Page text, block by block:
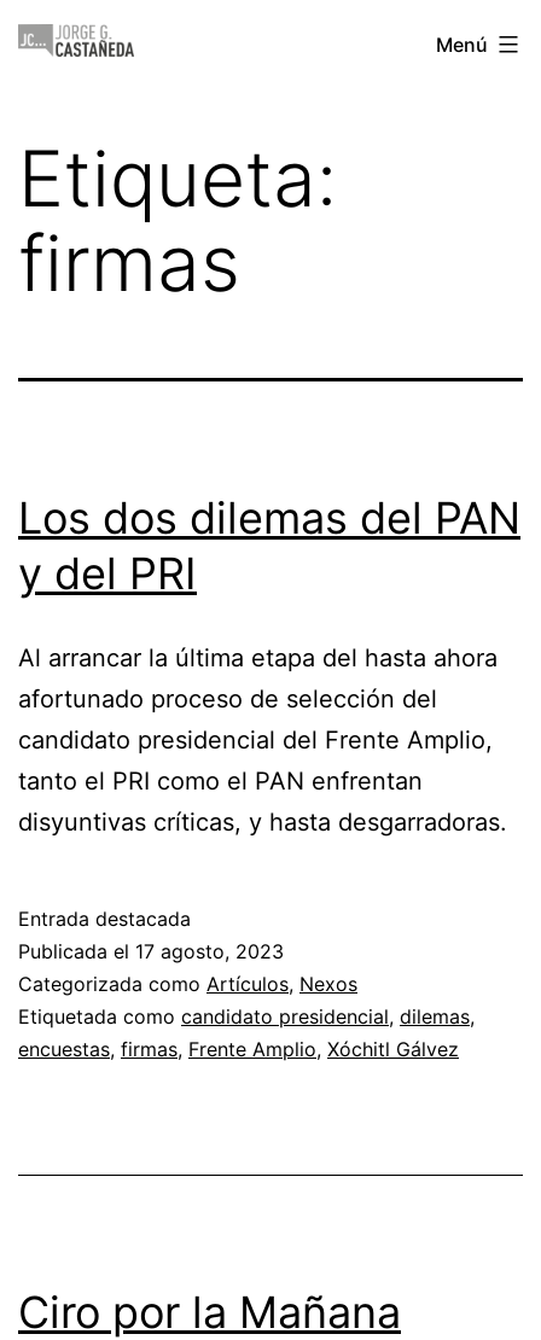
Saltar
Jorge
Menú
Etiqueta:
firmas
Los dos dilemas del PAN
y del PRI
Al arrancar la última etapa del hasta ahora
afortunado proceso de selección del
candidato presidencial del Frente Amplio,
tanto el PRI como el PAN enfrentan
disyuntivas críticas, y hasta desgarradoras.
Entrada destacada
Publicada el 17 agosto, 2023
Categorizada como Artículos, Nexos
Etiquetada como candidato presidencial, dilemas,
encuestas, firmas, Frente Amplio, Xóchitl Gálvez
Ciro por la Mañana